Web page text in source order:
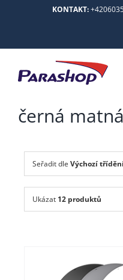
KONTAKT:
černá matná
Seřadit dle Výchozí
Ukázat 12 produktů